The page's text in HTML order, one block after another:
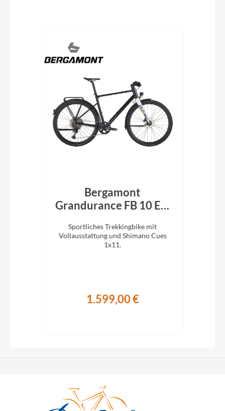
Bergamont
Grandurance FB 10 EQ
Sportliches Trekkingbike mit
Vollausstattung und Shimano Cues
1x11.
1.599,00 €